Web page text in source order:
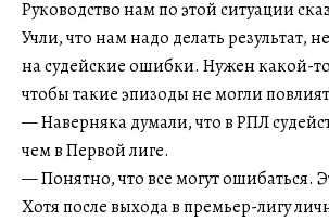
Руководство нам по этой ситуации
Учли, что нам надо делать результат,
на судейские ошибки. Нужен какой-то
чтобы такие эпизоды не могли
— Наверняка думали, что в РПЛ
чем в Первой лиге.
— Понятно, что все могут ошибаться.
Хотя после выхода в премьер-лигу